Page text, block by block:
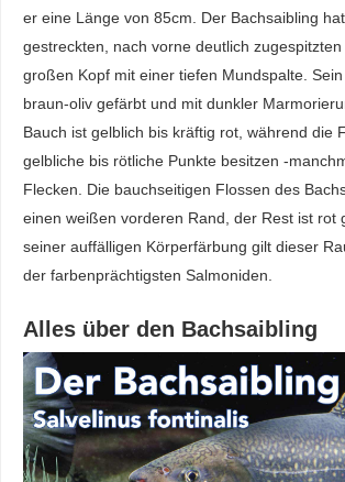
er eine Länge von 85cm. Der Bachsaibling
gestreckten, nach vorne deutlich
großen Kopf mit einer tiefen Mundspalte.
braun-oliv gefärbt und mit dunkler
Bauch ist gelblich bis kräftig rot, während die
gelbliche bis rötliche Punkte besitzen -
Flecken. Die bauchseitigen Flossen des
einen weißen vorderen Rand, der Rest ist rot
seiner auffälligen Körperfärbung gilt dieser
der farbenprächtigsten Salmoniden.
Alles über den Bachsaibling